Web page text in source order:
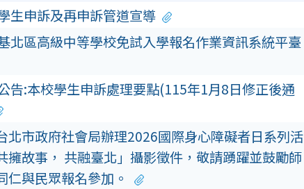
生申訴及再申訴管道宣導
北區高級中等學校免試入學報名作業資訊系統平臺
告:本校學生申訴處理要點(115年1月8日修正後通
北市政府社會局辦理2026國際身心障礙者日系列活
擁故事， 共融臺北」攝影徵件，敬請踴躍並鼓勵師
仁與民眾報名參加。